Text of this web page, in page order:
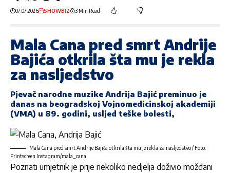
07.07.2026 SHOWBIZ 3 Min Read
Mala Cana pred smrt Andrije
Bajića otkrila šta mu je rekla
za nasljedstvo
Pjevač narodne muzike Andrija Bajićpreminuo je
danas na beogradskoj Vojnomedicinskoj akademiji
(VMA) u 89. godini, usljed teške bolesti,
Mala Cana pred smrt Andrije Bajića otkrila šta mu je rekla za nasljedstvo / Foto:
Printscreen Instagram/mala_cana
Poznati umjetnik je prije nekoliko nedjelja doživio moždani